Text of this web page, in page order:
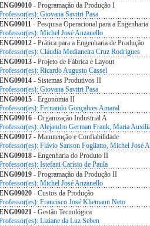
- Programação da Produção I
Giovana Savitri Pasa
- Pesquisa Operacional para a
Michel José Anzanello
- Prática para a Engenharia de Produção
Cláudia Medianeira Cruz Rodrigues
- Projeto de Fábrica e Layout
Ricardo Augusto Cassel
- Sistemas Produtivos II
Giovana Savitri Pasa
- Ergonomia II
Fernando Gonçalves Amaral
- Organização Industrial A
Alejandro German Frank, Maria
- Manutenção e Confiabilidade
Flávio Sanson Fogliatto, Michel José
- Engenharia do Produto II
Istefani Carísio de Paula
- Programação da Produção II
Michel José Anzanello
- Custos da Produção
Francisco José Kliemann Neto
- Gestão Tecnológica
Liziane da Luz Seben